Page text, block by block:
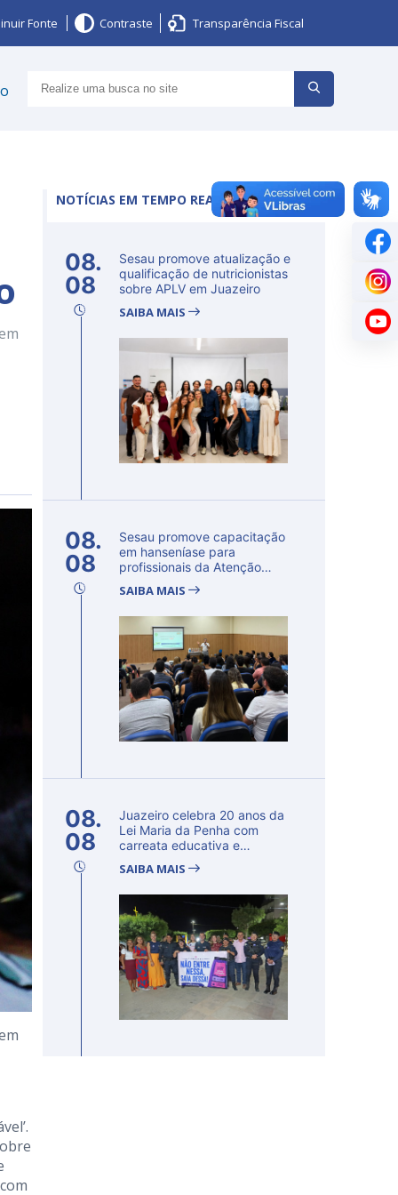
Fonte Contraste Transparência Fiscal
NOTÍCIAS EM TEMPO REAL
08.
08
Sesau promove atualização e
qualificação de nutricionistas
sobre APLV em Juazeiro
SAIBA MAIS
08.
08
Sesau promove capacitação
em hanseníase para
profissionais da Atenção
SAIBA MAIS
08.
08
Juazeiro celebra 20 anos da
Lei Maria da Penha com
carreata educativa e
SAIBA MAIS